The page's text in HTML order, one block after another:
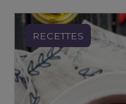
RECETTES